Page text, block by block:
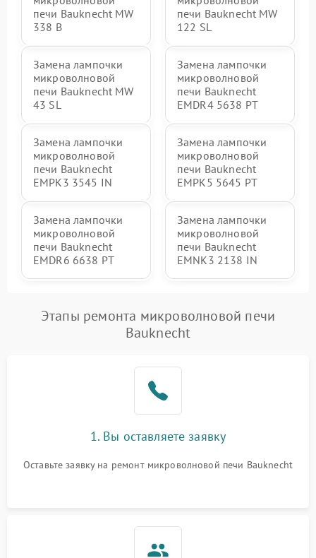
печи Bauknecht MW
338 B
печи Bauknecht MW
122 SL
Замена лампочки
микроволновой
печи Bauknecht MW
43 SL
Замена лампочки
микроволновой
печи Bauknecht
EMDR4 5638 PT
Замена лампочки
микроволновой
печи Bauknecht
EMPK3 3545 IN
Замена лампочки
микроволновой
печи Bauknecht
EMPK5 5645 PT
Замена лампочки
микроволновой
печи Bauknecht
EMDR6 6638 PT
Замена лампочки
микроволновой
печи Bauknecht
EMNK3 2138 IN
Этапы ремонта микроволновой печи
Bauknecht
1. Вы оставляете заявку
Оставьте заявку на ремонт микроволновой печи Bauknecht